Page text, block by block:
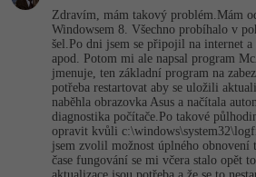
Testování a verzování
UML a návrhové vzory
React
Spring
Python
HTML / CSS
UML a návrhové vzory
MySQL/MariaDB
Webdesigner
Tester
Systémový administrátor
Grafik / UX/UI návrhář
C++ -80%
Swift -80%
Kotlin -80%
-80%
WordPress
SEO -30%
UX
Business
-25%
Zdravím, mám takový problém.Mám
Windowsem 8. Všechno probíhalo v
šel.Po dni jsem se připojil na internet a
apod. Potom mi ale napsal program
jmenuje, ten základní program na
potřeba restartovat aby se uložili
naběhla obrazovka Asus a načítala
diagnostika počítače.Po takové
opravit kvůli
jsem zvolil možnost úplného obnovení
čase fungování se mi včera stalo opět